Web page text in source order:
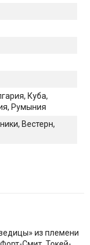
Куба,
Румыния
Вестерн,
из племени